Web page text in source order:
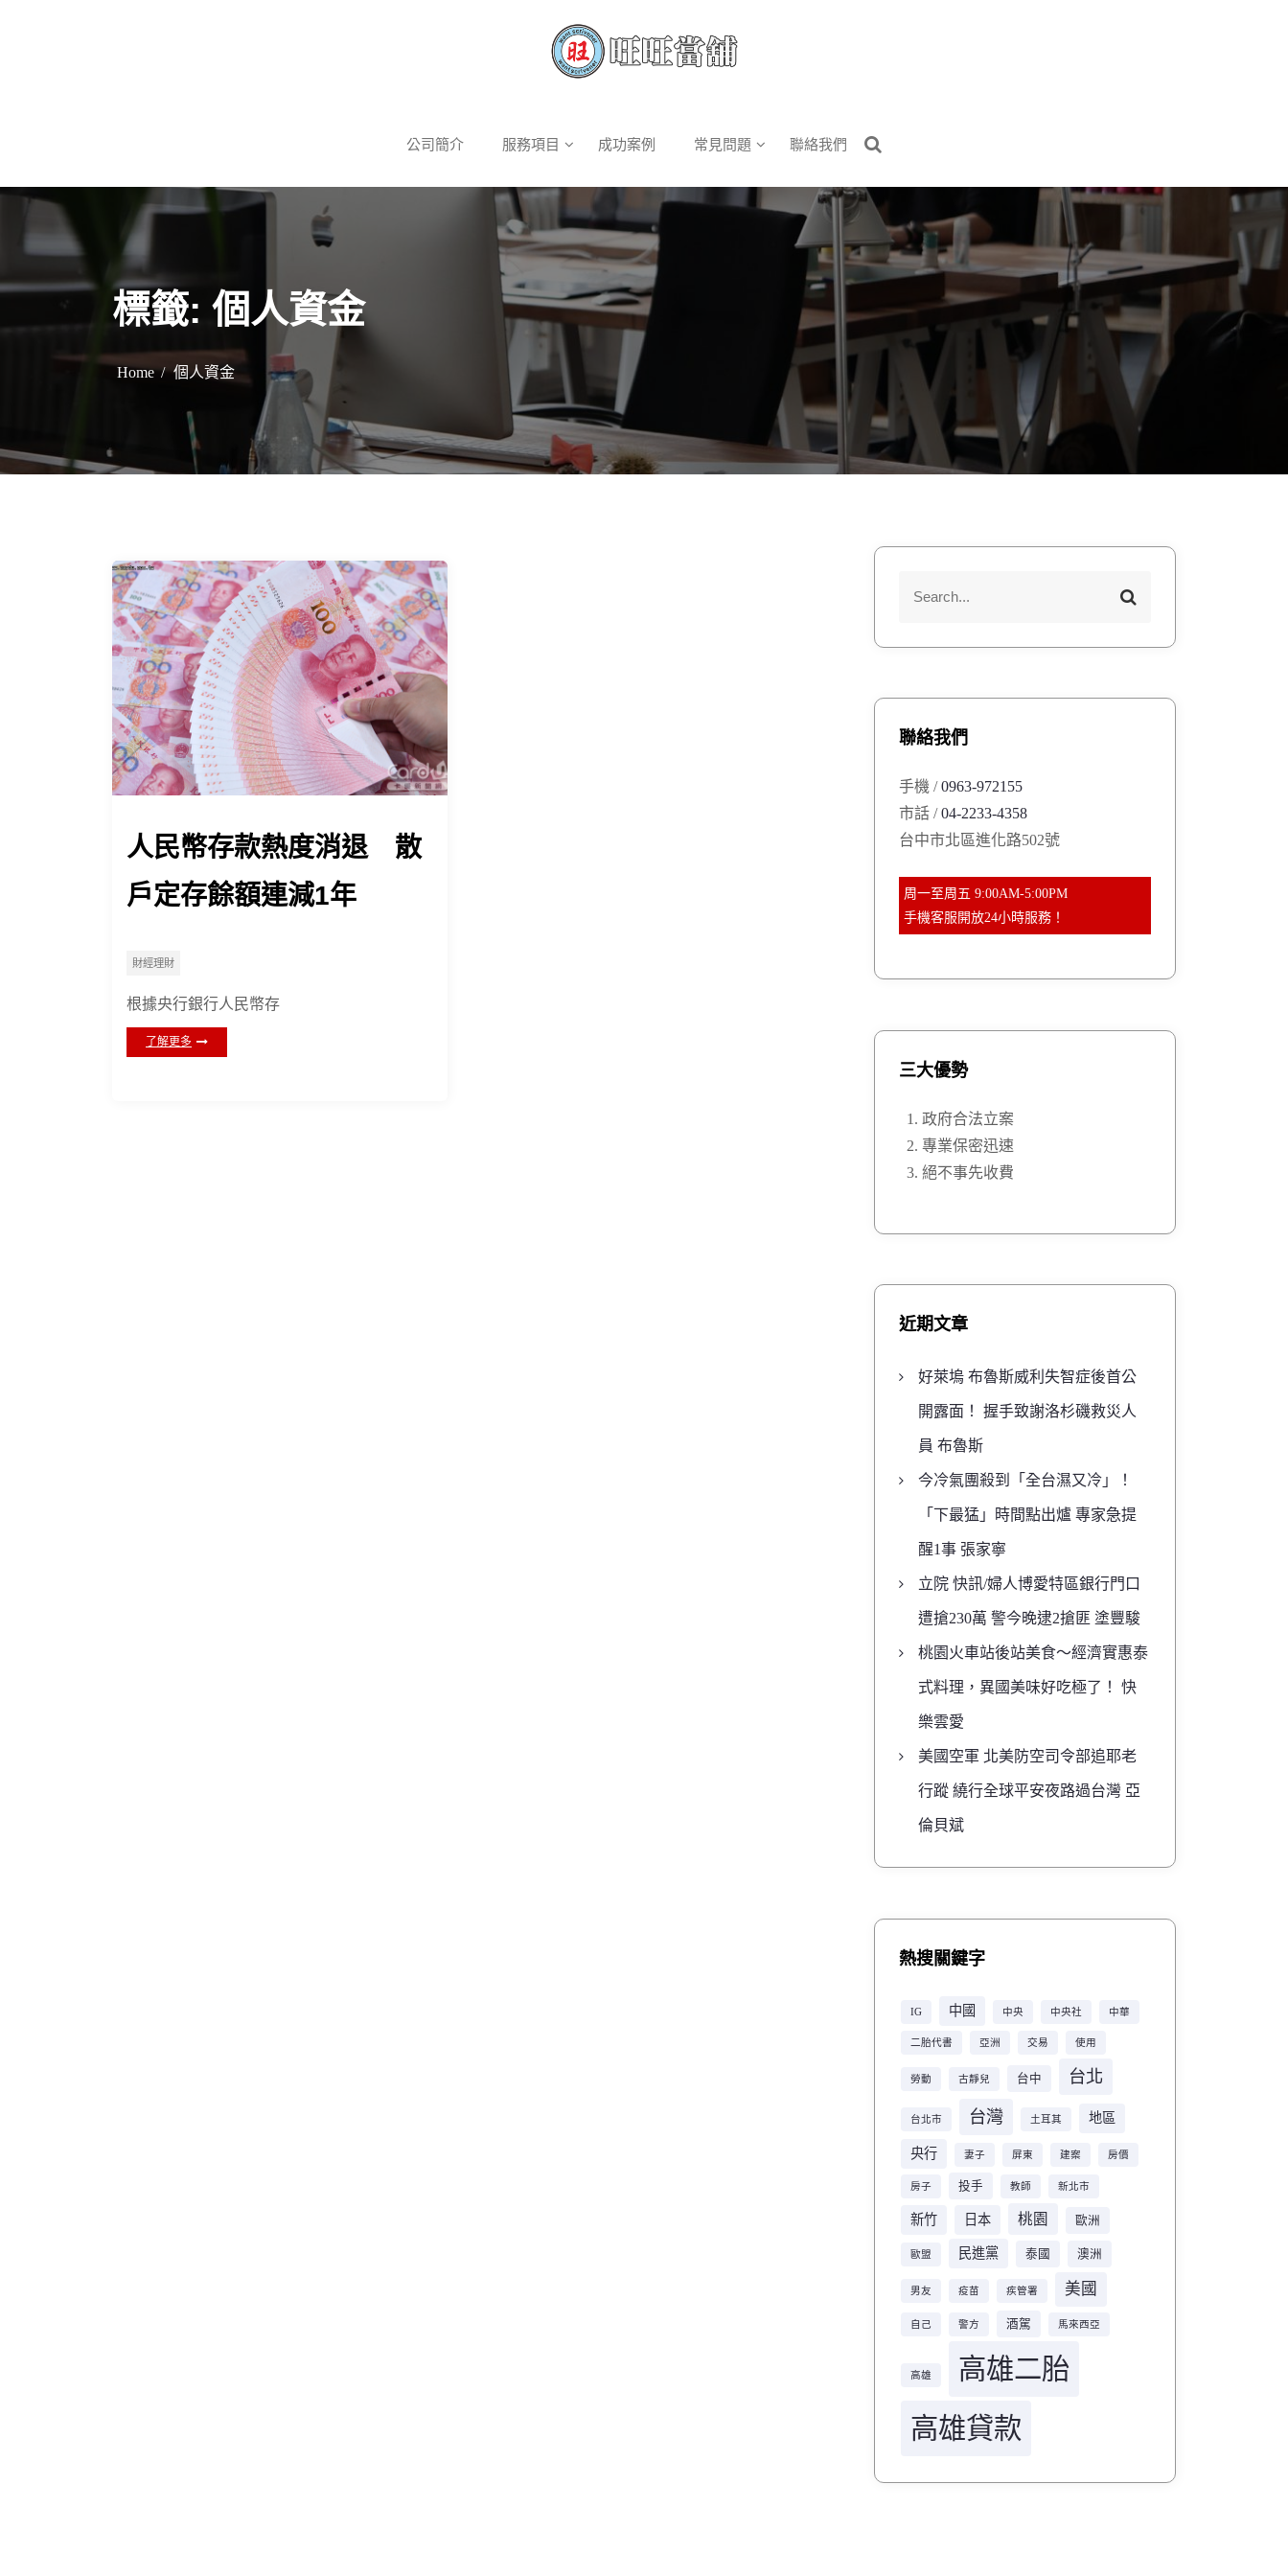
e
公司簡介 服務項目 成功案例 常見問題 聯絡我們
標籤: 個人資金
Home 個人資金
人民幣存款熱度消退 散
戶定存餘額連減1年
財經理財
根據央行銀行人民幣存
了解更多
f
S
r
聯絡我們
手機 /0963-972155
市話 /04-2233-4358
台中市北區進化路502號
周一至周五 9:00AM-5:00PM
手機客服開放24小時服務！
三大優勢
政府合法立案
專業保密迅速
絕不事先收費
近期文章
好萊塢 布魯斯威利失智症後首公
開露面！ 握手致謝洛杉磯救災人
員 布魯斯
今冷氣團殺到「全台濕又冷」！
「下最猛」時間點出爐 專家急提
醒1事 張家寧
立院 快訊/婦人博愛特區銀行門口
遭搶230萬 警今晚逮2搶匪 塗豐駿
桃園火車站後站美食～經濟實惠泰
式料理，異國美味好吃極了！ 快
樂雲愛
美國空軍 北美防空司令部追耶老
行蹤 繞行全球平安夜路過台灣 亞
倫貝斌
熱搜關鍵字
IG 中國 中央 中央社 中華
二胎代書 亞洲 交易 使用
勞動 古靜兒 台中 台北
台北市 台灣 土耳其 地區
央行 妻子 屏東 建案 房價
房子 投手 教師 新北市
新竹 日本 桃園 歐洲
歐盟 民進黨 泰國 澳洲
男友 疫苗 疾管署 美國
自己 警方 酒駕 馬來西亞
高雄
高雄二胎
高雄貸款